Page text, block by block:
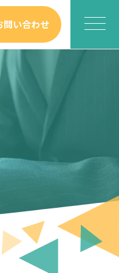
問い合わせ